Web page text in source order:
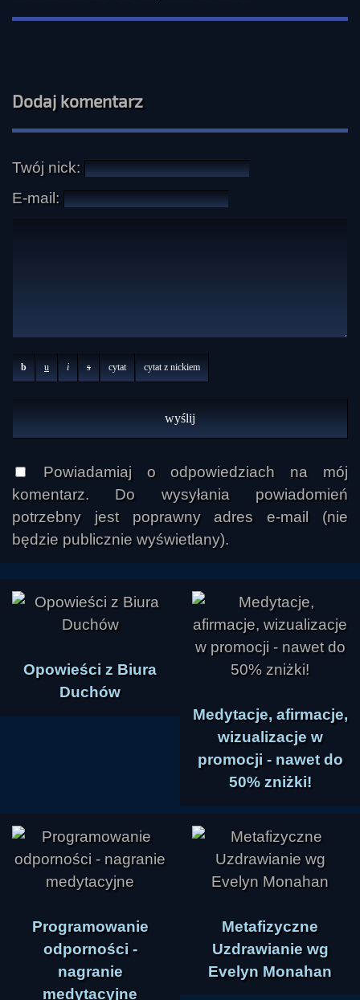
Dodaj komentarz
Twój nick:
E-mail:
b u i s cytat cytat z nickiem
Powiadamiaj o odpowiedziach na mój
komentarz. Do wysyłania powiadomień
potrzebny jest poprawny adres e-mail (nie
będzie publicznie wyświetlany).
Opowieści z Biura
Duchów
Medytacje, afirmacje,
wizualizacje w
promocji - nawet do
50% zniżki!
Programowanie
odporności -
nagranie
medytacyjne
Metafizyczne
Uzdrawianie wg
Evelyn Monahan